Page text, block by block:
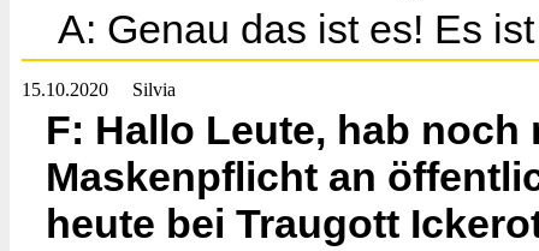
A: Genau das ist es! Es
15.10.2020 Silvia
F: Hallo Leute, hab noch
Maskenpflicht an
heute bei Traugott